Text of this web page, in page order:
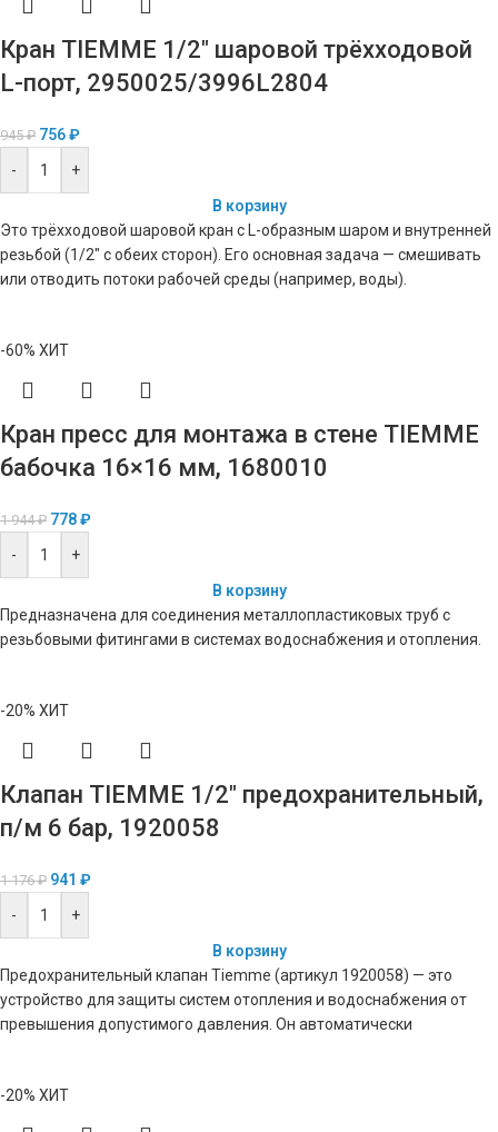
Кран TIEMME 1/2″ шаровой трёхходовой
L-порт, 2950025/3996L2804
945₽ 756₽
-
+
В корзину
Это трёхходовой шаровой кран с L-образным шаром и внутренней
резьбой (1/2″ с обеих сторон). Его основная задача — смешивать
или отводить потоки рабочей среды (например, воды).
-60% ХИТ
Кран пресс для монтажа в стене TIEMME
бабочка 16×16 мм, 1680010
1 944₽ 778₽
-
+
В корзину
Предназначена для соединения металлопластиковых труб с
резьбовыми фитингами в системах водоснабжения и отопления.
-20% ХИТ
Клапан TIEMME 1/2″ предохранительный,
п/м 6 бар, 1920058
1 176₽ 941 ₽
-
+
В корзину
Предохранительный клапан Tiemme (артикул 1920058) — это
устройство для защиты систем отопления и водоснабжения от
превышения допустимого давления. Он автоматически
-20% ХИТ